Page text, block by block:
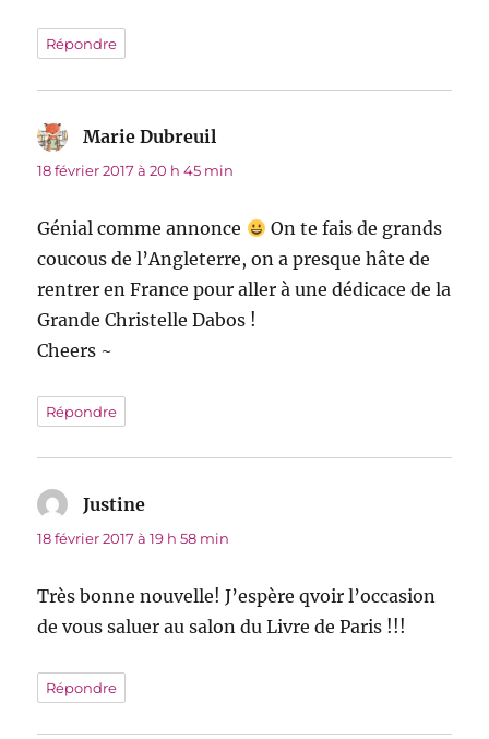
Répondre
Marie Dubreuil
18 février 2017 à 20 h 45 min
Génial comme annonce
On te fais de grands
coucous de l’Angleterre, on a presque hâte de
rentrer en France pour aller à une dédicace de la
Grande Christelle Dabos !
Cheers ~
Répondre
Justine
18 février 2017 à 19 h 58 min
Très bonne nouvelle! J’espère qvoir l’occasion
de vous saluer au salon du Livre de Paris !!!
Répondre